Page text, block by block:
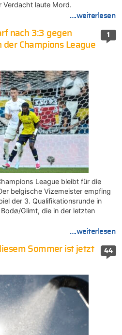
Verdacht laute Mord.
....weiterlesen
1
nach 3:3 gegen
Champions League
League bleibt für die
belgische Vizemeister empfing
der 3. Qualifikationsrunde in
Glimt, die in der letzten
....weiterlesen
44
Sommer ist jetzt